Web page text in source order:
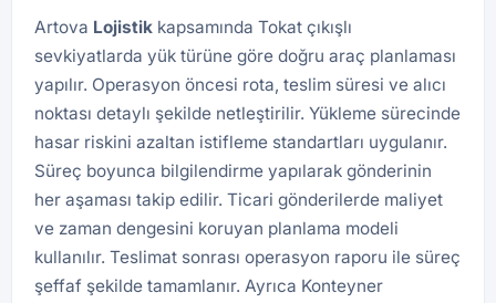
Artova Lojistik kapsamında Tokat çıkışlı
sevkiyatlarda yük türüne göre doğru araç planlaması
yapılır. Operasyon öncesi rota, teslim süresi ve alıcı
noktası detaylı şekilde netleştirilir. Yükleme sürecinde
hasar riskini azaltan istifleme standartları uygulanır.
Süreç boyunca bilgilendirme yapılarak gönderinin
her aşaması takip edilir. Ticari gönderilerde maliyet
ve zaman dengesini koruyan planlama modeli
kullanılır. Teslimat sonrası operasyon raporu ile süreç
şeffaf şekilde tamamlanır. Ayrıca Konteyner